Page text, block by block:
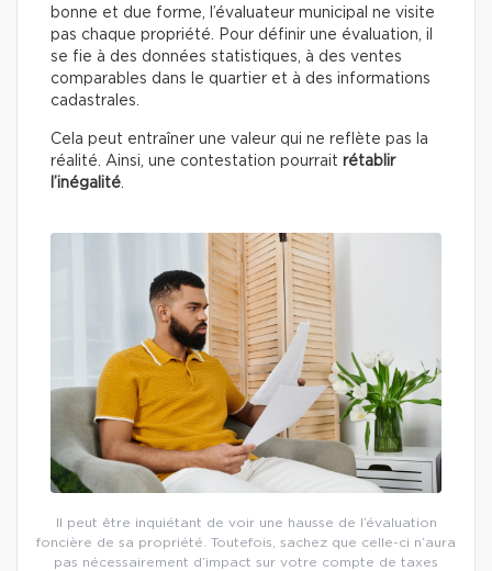
bonne et due forme, l’évaluateur municipal ne visite
pas chaque propriété. Pour définir une évaluation, il
se fie à des données statistiques, à des ventes
comparables dans le quartier et à des informations
cadastrales.
Cela peut entraîner une valeur qui ne reflète pas la
réalité. Ainsi, une contestation pourrait rétablir
l’inégalité.
Il peut être inquiétant de voir une hausse de l’évaluation
foncière de sa propriété. Toutefois, sachez que celle-ci n’aura
pas nécessairement d’impact sur votre compte de taxes